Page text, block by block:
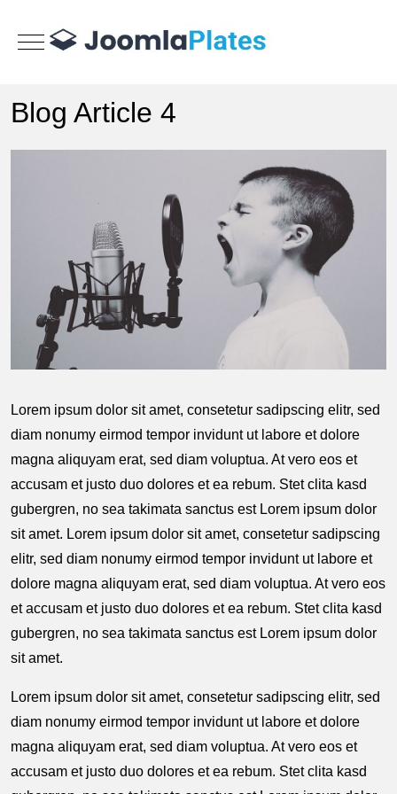
Mobile Menu Toggle
Blog Article 4
Lorem ipsum dolor sit amet, consetetur sadipscing elitr, sed
diam nonumy eirmod tempor invidunt ut labore et dolore
magna aliquyam erat, sed diam voluptua. At vero eos et
accusam et justo duo dolores et ea rebum. Stet clita kasd
gubergren, no sea takimata sanctus est Lorem ipsum dolor
sit amet. Lorem ipsum dolor sit amet, consetetur sadipscing
elitr, sed diam nonumy eirmod tempor invidunt ut labore et
dolore magna aliquyam erat, sed diam voluptua. At vero eos
et accusam et justo duo dolores et ea rebum. Stet clita kasd
gubergren, no sea takimata sanctus est Lorem ipsum dolor
sit amet.
Lorem ipsum dolor sit amet, consetetur sadipscing elitr, sed
diam nonumy eirmod tempor invidunt ut labore et dolore
magna aliquyam erat, sed diam voluptua. At vero eos et
accusam et justo duo dolores et ea rebum. Stet clita kasd